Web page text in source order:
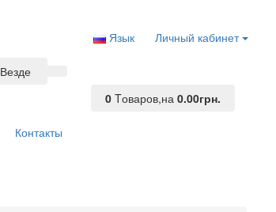
Личный кабинет
Язык
Везде
0 Tоваров,на0.00грн.
Контакты